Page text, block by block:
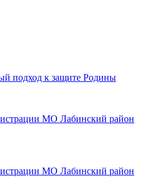
подход к защите Родины
МО Лабинский район
МО Лабинский район